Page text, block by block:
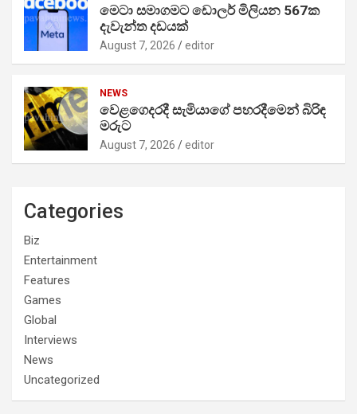
මෙටා සමාගමට ඩොලර් මිලියන 567ක
දැවැන්ත දඩයක්
August 7, 2026 editor
NEWS
වෙළගෙදරදී සැමියාගේ පහරදීමෙන් බිරිඳ
මරුට
August 7, 2026 editor
Categories
Biz
Entertainment
Features
Games
Global
Interviews
News
Uncategorized